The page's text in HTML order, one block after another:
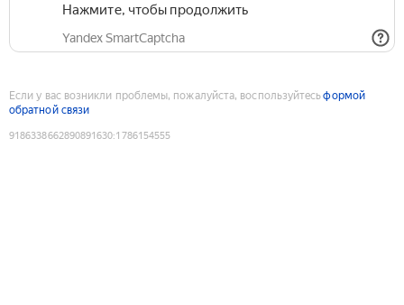
Нажмите, чтобы продолжить
Yandex SmartCaptcha
Если у вас возникли проблемы, пожалуйста, воспользуйтесьформой
обратной связи
9186338662890891630:1786154555